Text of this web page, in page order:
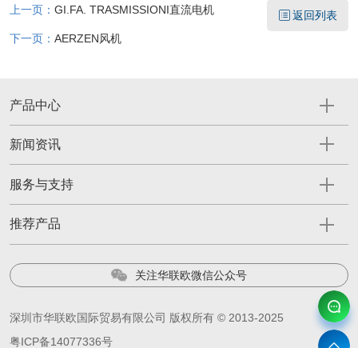
上一页： GI.FA. TRASMISSIONI直流电机
下一页： AERZEN风机
返回列表
产品中心
新闻资讯
服务与支持
推荐产品
关注华联欧微信公众号
深圳市华联欧国际贸易有限公司 版权所有 © 2013-2025
粤ICP备14077336号